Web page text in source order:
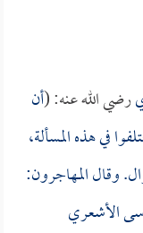
رضي الله عنه: (أن
في هذه المسألة،
وقال المهاجرون:
الأشعري